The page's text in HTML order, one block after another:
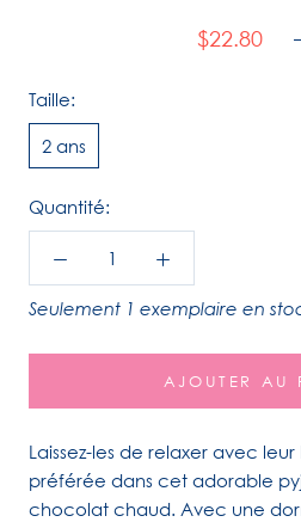
$22.80
Taille:
2 ans
Quantité:
Seulement 1 exemplaire en
AJOUTER AU
Laissez-les de relaxer avec
préférée dans cet adorable
chocolat chaud. Avec une